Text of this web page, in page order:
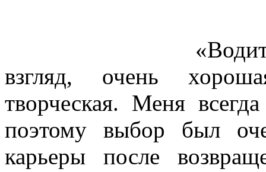
взгляд, очень
творческая. Меня
поэтому выбор был
карьеры после